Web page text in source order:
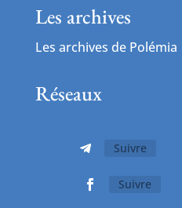
Les archives
Les archives de Polémia
Réseaux
Suivre
Suivre